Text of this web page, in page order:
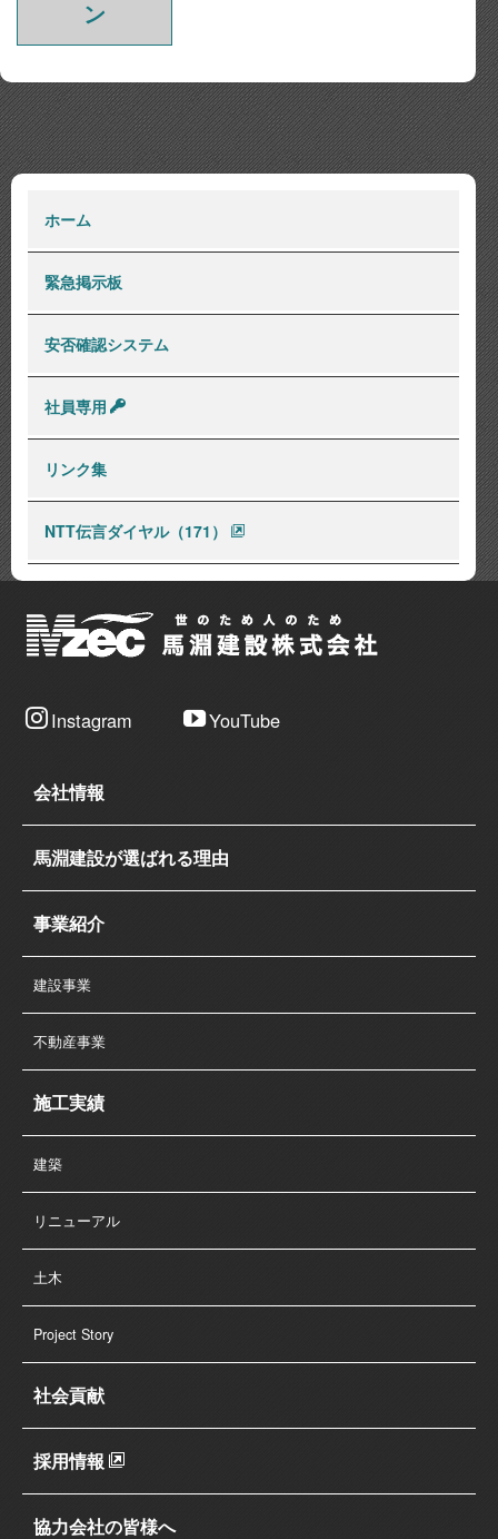
ン
ホーム
緊急掲示板
安否確認システム
社員専用
リンク集
NTT伝言ダイヤル（171）
Instagram YouTube
会社情報
馬淵建設が選ばれる理由
事業紹介
建設事業
不動産事業
施工実績
建築
リニューアル
土木
Project Story
社会貢献
採用情報
協力会社の皆様へ